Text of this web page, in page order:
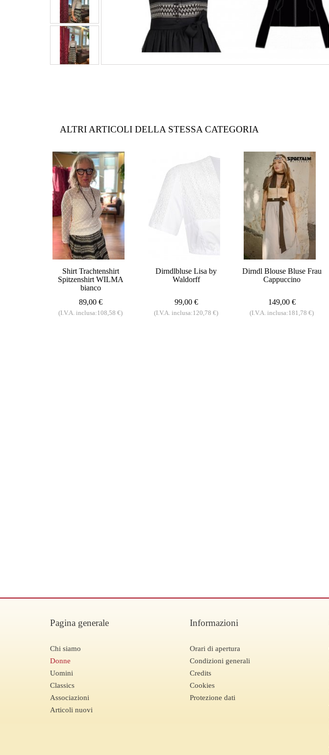
ALTRI ARTICOLI DELLA STESSA CATEGORIA
Shirt Trachtenshirt
Spitzenshirt WILMA
bianco
89,00 €
(I.V.A. inclusa:108,58 €)
Dirndlbluse Lisa by
Waldorff
99,00 €
(I.V.A. inclusa:120,78 €)
Dirndl Blouse Bluse Frau
Cappuccino
149,00 €
(I.V.A. inclusa:181,78 €)
Pagina generale
Chi siamo
Donne
Uomini
Classics
Associazioni
Articoli nuovi
Informazioni
Orari di apertura
Condizioni generali
Credits
Cookies
Protezione dati